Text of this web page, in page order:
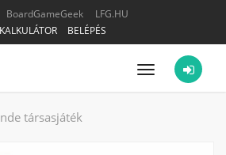
BoardGameGeek
LFG.HU
BELÉPÉS
Menü
társasjáték